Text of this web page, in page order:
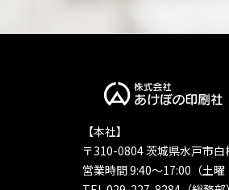
【本社】
〒310-0804 茨城県水戸市
営業時間 9:40〜17:00（土曜